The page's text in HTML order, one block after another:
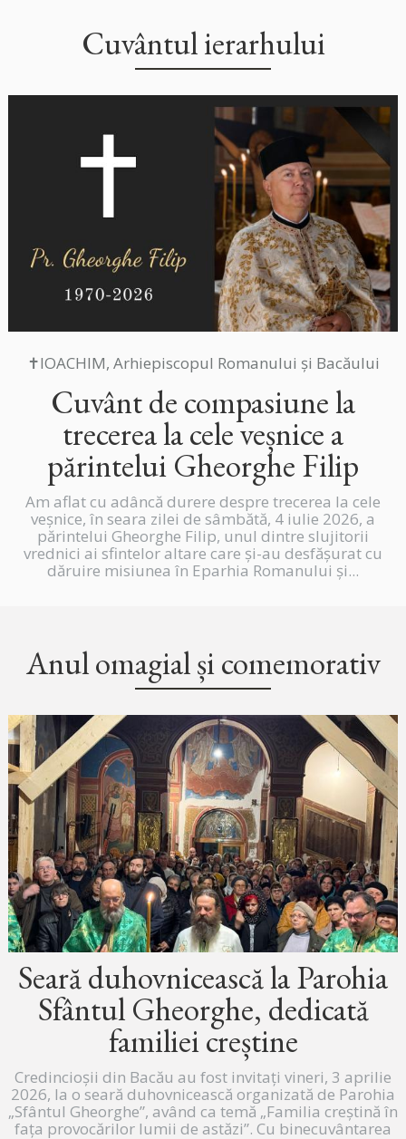
Cuvântul ierarhului
✝IOACHIM, Arhiepiscopul Romanului și Bacăului
Cuvânt de compasiune la
trecerea la cele veșnice a
părintelui Gheorghe Filip
Am aflat cu adâncă durere despre trecerea la cele
veșnice, în seara zilei de sâmbătă, 4 iulie 2026, a
părintelui Gheorghe Filip, unul dintre slujitorii
vrednici ai sfintelor altare care și-au desfășurat cu
dăruire misiunea în Eparhia Romanului și...
Anul omagial și comemorativ
Seară duhovnicească la Parohia
Sfântul Gheorghe, dedicată
familiei creștine
Credincioșii din Bacău au fost invitați vineri, 3 aprilie
2026, la o seară duhovnicească organizată de Parohia
„Sfântul Gheorghe”, având ca temă „Familia creștină în
fața provocărilor lumii de astăzi”. Cu binecuvântarea